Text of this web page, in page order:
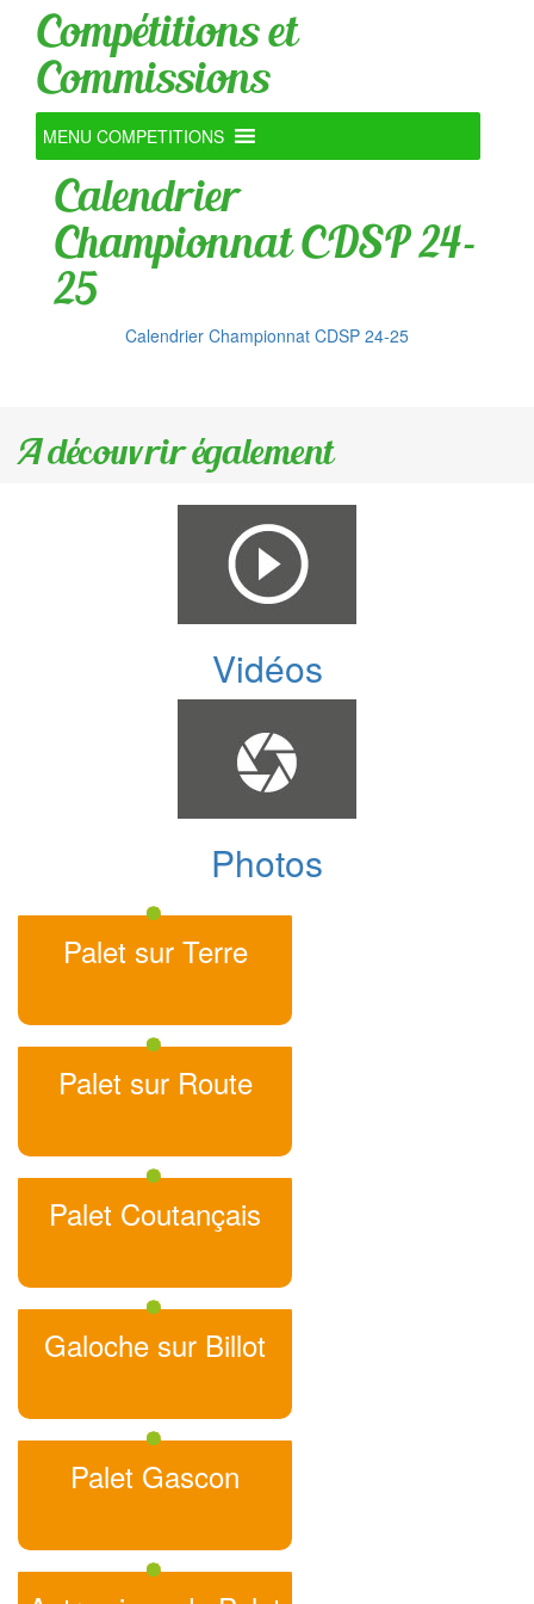
Compétitions et
Commissions
MENU COMPETITIONS
Calendrier
Championnat CDSP 24-
25
Calendrier Championnat CDSP 24-25
A découvrir également
Vidéos
Photos
Palet sur Terre
Palet sur Route
Palet Coutançais
Galoche sur Billot
Palet Gascon